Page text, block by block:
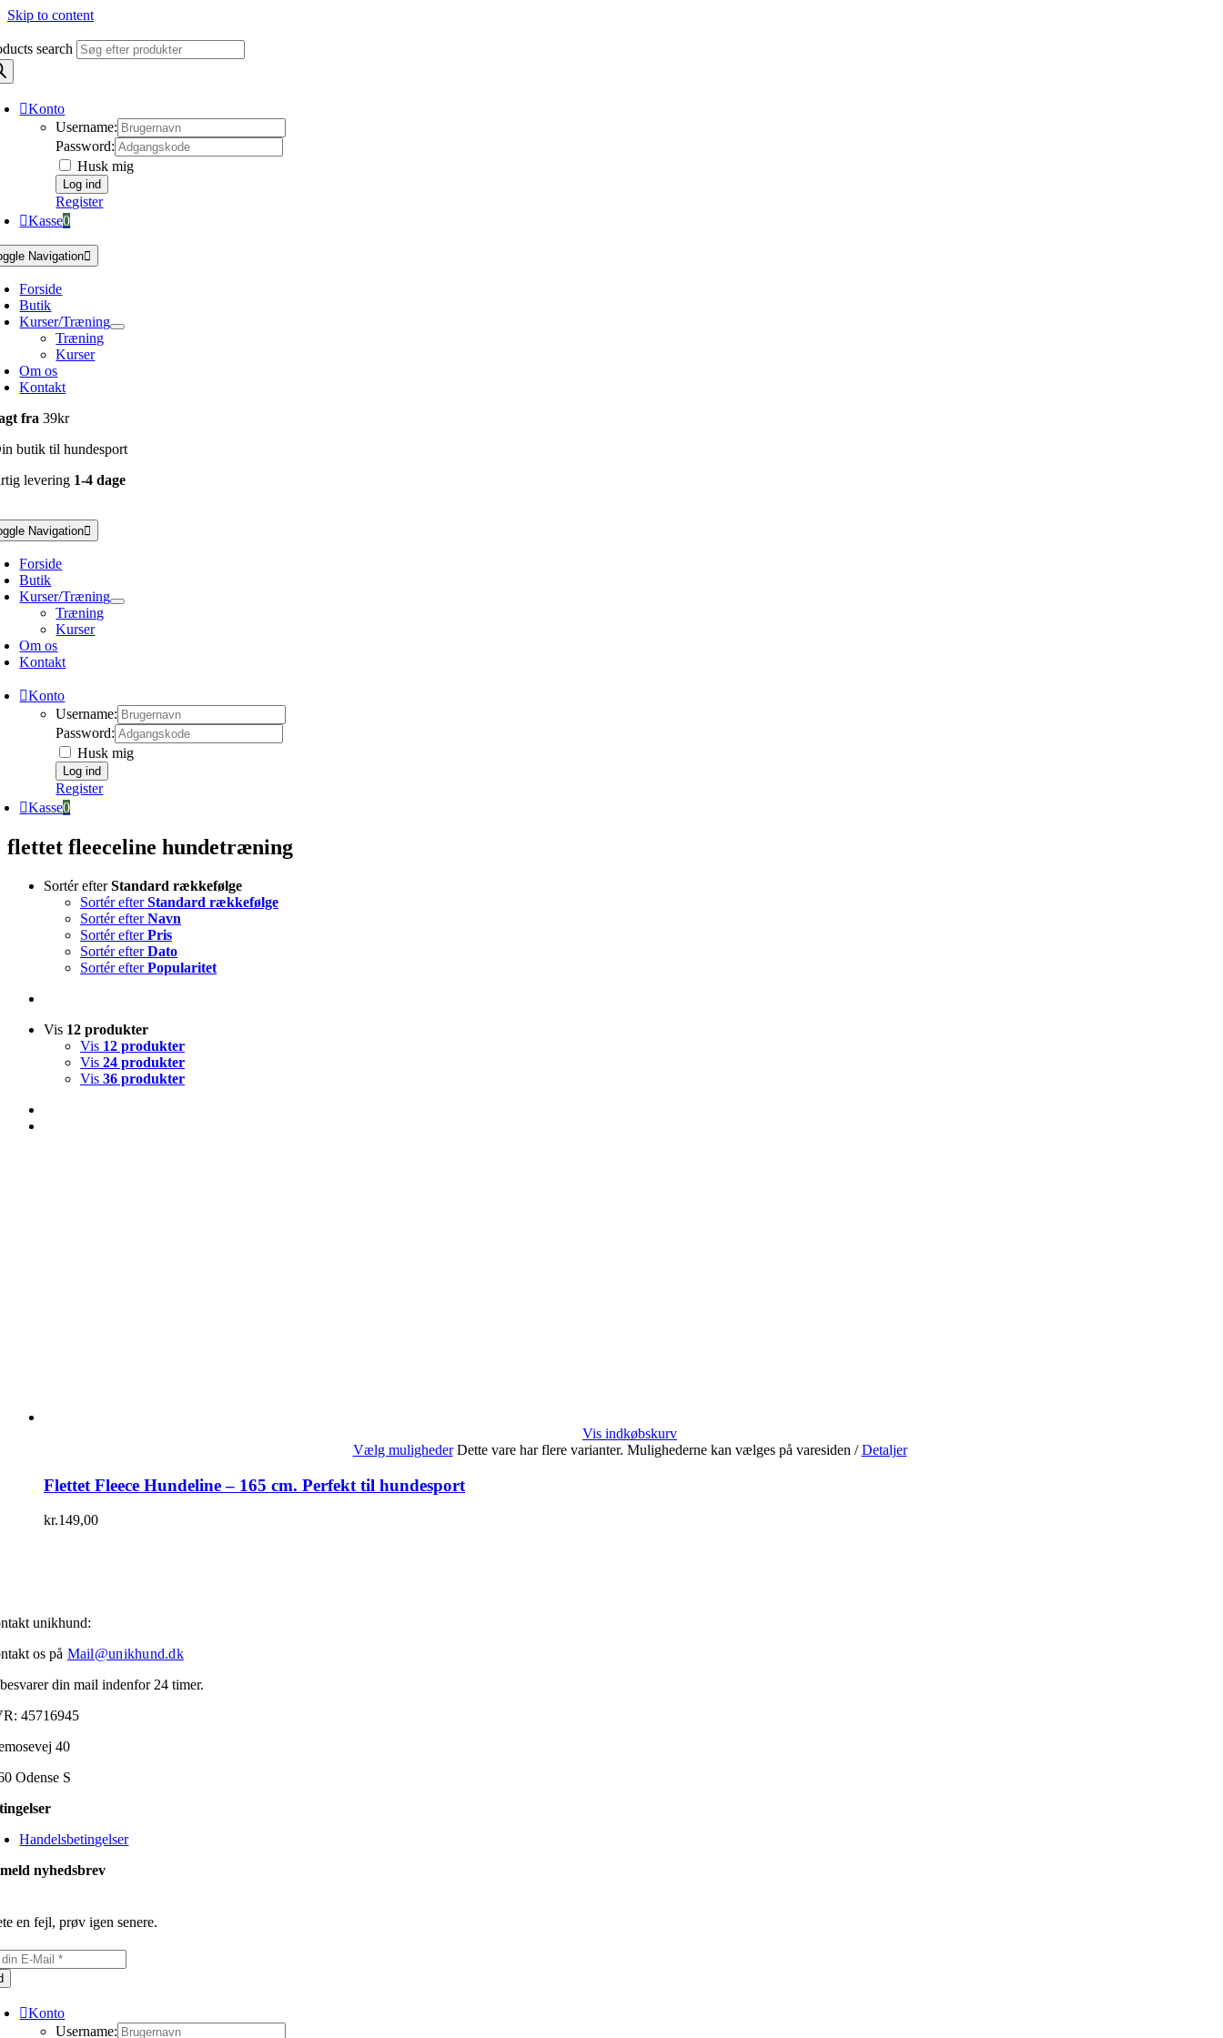
Skip to content
search
Konto
Username:
Password:
Husk mig
Register
Kasse0
Navigation
Forside
Butik
Kurser/Træning
Træning
Kurser
Om os
Kontakt
fra39kr
butik til hundesport
levering 1-4 dage
Navigation
Forside
Butik
Kurser/Træning
Træning
Kurser
Om os
Kontakt
Konto
Username:
Password:
Husk mig
Register
Kasse0
flettet fleeceline hundetræning
Sortér efterStandard rækkefølge
Sortér efterStandard rækkefølge
Sortér efterNavn
Sortér efterPris
Sortér efterDato
Sortér efterPopularitet
Vis 12 produkter
Vis 12 produkter
Vis 24 produkter
Vis 36 produkter
Vis indkøbskurv
Vælg muligheder Dette vare har flere varianter. Mulighederne kan vælges på varesiden / Detaljer
Flettet Fleece Hundeline – 165 cm. Perfekt til hundesport
kr.149,00
unikhund:
os på Mail@unikhund.dk
din mail indenfor 24 timer.
45716945
40
Odense S
Handelsbetingelser
nyhedsbrev
en fejl, prøv igen senere.
Konto
Username: